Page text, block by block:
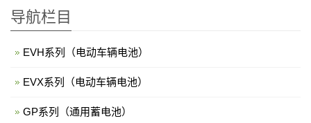
导航栏目
EVH系列（电动车辆电池）
EVX系列（电动车辆电池）
GP系列（通用蓄电池）